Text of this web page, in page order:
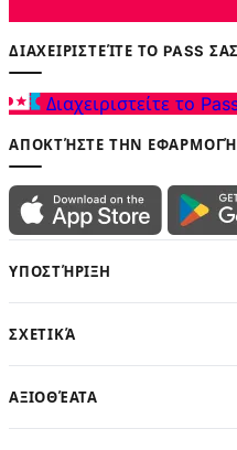
ΔΙΑΧΕΙΡΙΣΤΕΊΤΕ ΤΟ PASS ΣΑΣ
Διαχειριστείτε το
ΑΠΟΚΤΉΣΤΕ ΤΗΝ ΕΦΑΡΜΟΓΉ
ΥΠΟΣΤΉΡΙΞΗ
ΣΧΕΤΙΚΆ
ΑΞΙΟΘΈΑΤΑ